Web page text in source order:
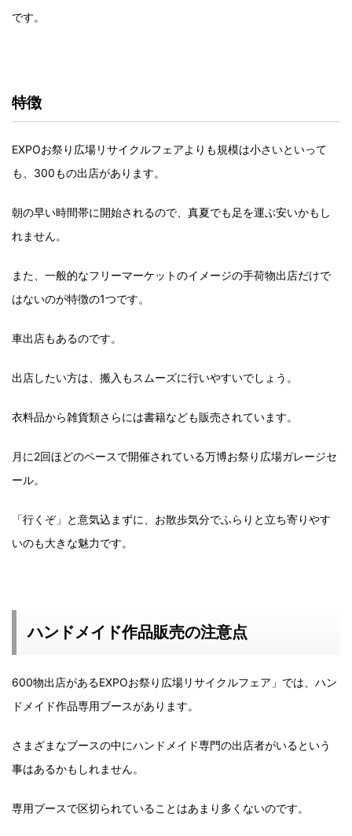
です。
特徴
EXPOお祭り広場リサイクルフェアよりも規模は小さいといって
も、300もの出店があります。
朝の早い時間帯に開始されるので、真夏でも足を運ぶ安いかもし
れません。
また、一般的なフリーマーケットのイメージの手荷物出店だけで
はないのが特徴の1つです。
車出店もあるのです。
出店したい方は、搬入もスムーズに行いやすいでしょう。
衣料品から雑貨類さらには書籍なども販売されています。
月に2回ほどのペースで開催されている万博お祭り広場ガレージセ
ール。
「行くぞ」と意気込まずに、お散歩気分でふらりと立ち寄りやす
いのも大きな魅力です。
ハンドメイド作品販売の注意点
600物出店があるEXPOお祭り広場リサイクルフェア」では、ハン
ドメイド作品専用ブースがあります。
さまざまなブースの中にハンドメイド専門の出店者がいるという
事はあるかもしれません。
専用ブースで区切られていることはあまり多くないのです。